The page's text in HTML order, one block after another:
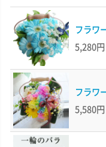
フラワ
5,280円
フラワ
5,580円